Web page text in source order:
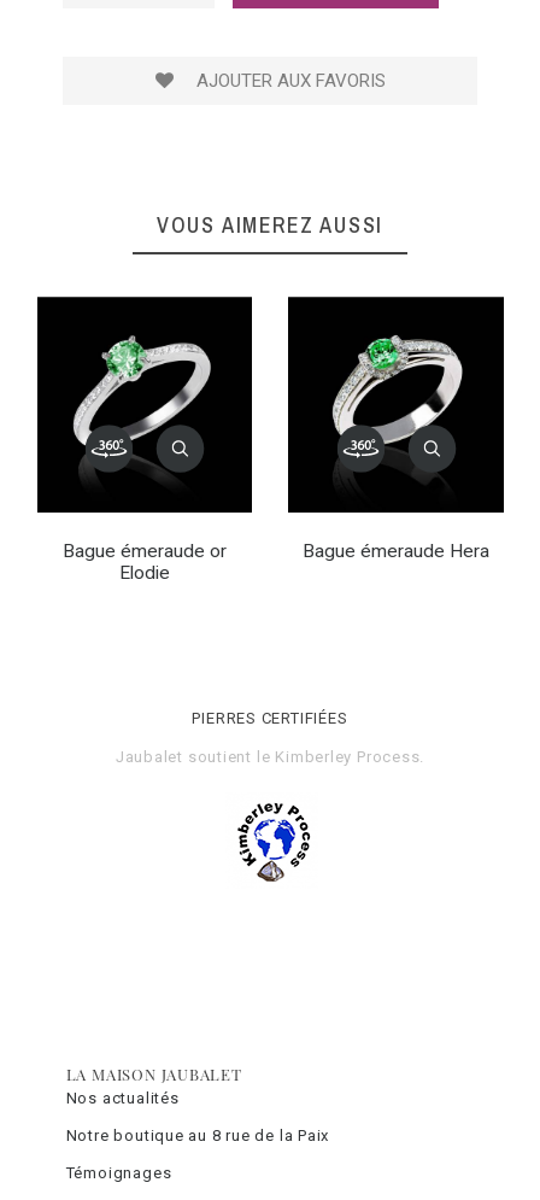
AJOUTER AUX FAVORIS
VOUS AIMEREZ AUSSI
Bague émeraude or
Elodie
Bague émeraude Hera
PIERRES CERTIFIÉES
Jaubalet soutient le Kimberley Process.
LA MAISON JAUBALET
Nos actualités
Notre boutique au 8 rue de la Paix
Témoignages